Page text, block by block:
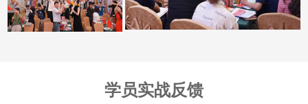
学员实战反馈